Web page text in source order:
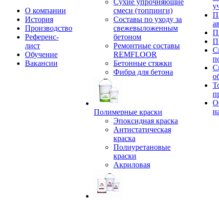
О компании
История
Производство
Референс-
лист
Обучение
Вакансии
Сухие упрочняющие
смеси (топпинги)
Составы по уходу за
свежевыложенным
бетоном
Ремонтные составы
REMFLOOR
Бетонные стяжки
Фибра для бетона
Полимерные краски
Эпоксидная краска
Антистатическая
краска
Полиуретановые
краски
Акриловая